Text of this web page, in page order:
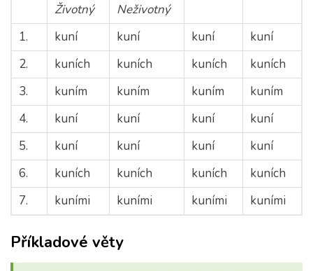
Životný
Neživotný
1.
kuní kuní kuní
kuní
2.
kuních kuních kuních
kuních
3.
kuním kuním kuním
kuním
4.
kuní kuní kuní
kuní
5.
kuní kuní kuní
kuní
6.
kuních kuních kuních
kuních
7.
kuními kuními kuními kuními
Příkladové věty